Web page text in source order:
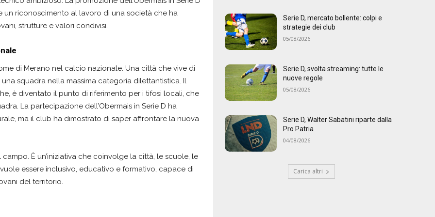
riconoscimento al lavoro di una società che ha
strutture e valori condivisi.
di Merano nel calcio nazionale. Una città che vive di
squadra nella massima categoria dilettantistica. Il
è diventato il punto di riferimento per i tifosi locali, che
La partecipazione dell’Obermais in Serie D ha
ma il club ha dimostrato di saper affrontare la nuova
È un’iniziativa che coinvolge la città, le scuole, le
essere inclusivo, educativo e formativo, capace di
del territorio.
Serie D, mercato bollente: colpi e
strategie dei club
05/08/2026
Serie D, svolta streaming: tutte le
nuove regole
05/08/2026
Serie D, Walter Sabatini riparte dalla
Pro Patria
04/08/2026
Carica altri